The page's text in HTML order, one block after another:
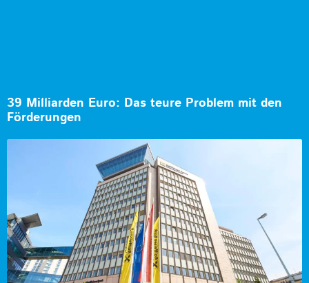
39 Milliarden Euro: Das teure Problem mit den
Förderungen